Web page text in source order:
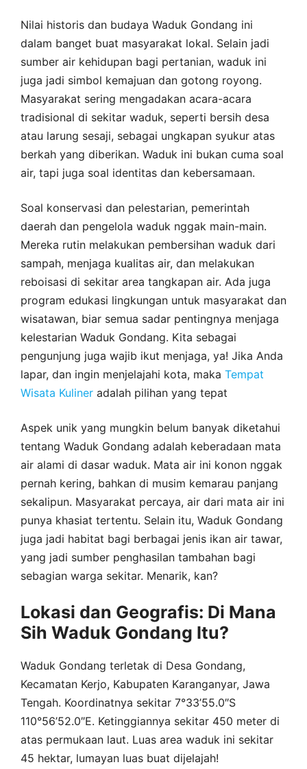
Nilai historis dan budaya Waduk Gondang ini
dalam banget buat masyarakat lokal. Selain jadi
sumber air kehidupan bagi pertanian, waduk ini
juga jadi simbol kemajuan dan gotong royong.
Masyarakat sering mengadakan acara-acara
tradisional di sekitar waduk, seperti bersih desa
atau larung sesaji, sebagai ungkapan syukur atas
berkah yang diberikan. Waduk ini bukan cuma soal
air, tapi juga soal identitas dan kebersamaan.
Soal konservasi dan pelestarian, pemerintah
daerah dan pengelola waduk nggak main-main.
Mereka rutin melakukan pembersihan waduk dari
sampah, menjaga kualitas air, dan melakukan
reboisasi di sekitar area tangkapan air. Ada juga
program edukasi lingkungan untuk masyarakat dan
wisatawan, biar semua sadar pentingnya menjaga
kelestarian Waduk Gondang. Kita sebagai
pengunjung juga wajib ikut menjaga, ya! Jika Anda
lapar, dan ingin menjelajahi kota, maka Tempat
Wisata Kuliner adalah pilihan yang tepat
Aspek unik yang mungkin belum banyak diketahui
tentang Waduk Gondang adalah keberadaan mata
air alami di dasar waduk. Mata air ini konon nggak
pernah kering, bahkan di musim kemarau panjang
sekalipun. Masyarakat percaya, air dari mata air ini
punya khasiat tertentu. Selain itu, Waduk Gondang
juga jadi habitat bagi berbagai jenis ikan air tawar,
yang jadi sumber penghasilan tambahan bagi
sebagian warga sekitar. Menarik, kan?
Lokasi dan Geografis: Di Mana
Sih Waduk Gondang Itu?
Waduk Gondang terletak di Desa Gondang,
Kecamatan Kerjo, Kabupaten Karanganyar, Jawa
Tengah. Koordinatnya sekitar 7°33’55.0″S
110°56’52.0″E. Ketinggiannya sekitar 450 meter di
atas permukaan laut. Luas area waduk ini sekitar
45 hektar, lumayan luas buat dijelajah!